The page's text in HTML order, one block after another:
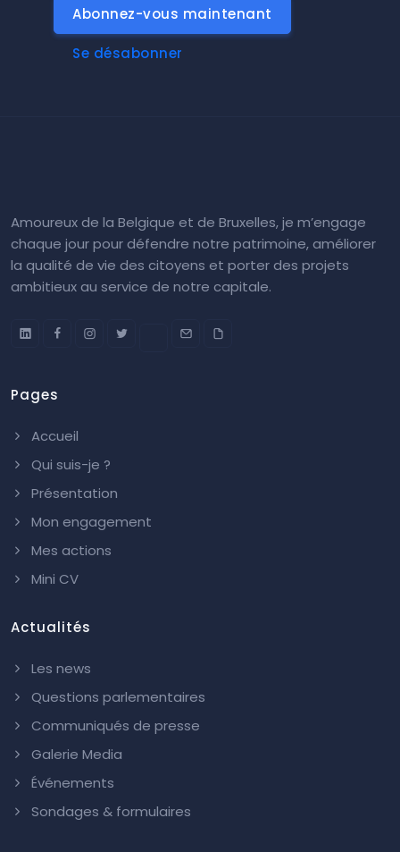
Abonnez-vous maintenant
Se désabonner
Amoureux de la Belgique et de Bruxelles, je m’engage
chaque jour pour défendre notre patrimoine, améliorer
la qualité de vie des citoyens et porter des projets
ambitieux au service de notre capitale.
Pages
Accueil
Qui suis-je ?
Présentation
Mon engagement
Mes actions
Mini CV
Actualités
Les news
Questions parlementaires
Communiqués de presse
Galerie Media
Événements
Sondages & formulaires